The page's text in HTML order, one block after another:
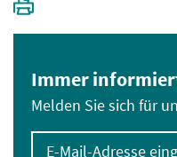
Immer
Melden Sie sich für
E-Mail-Adresse